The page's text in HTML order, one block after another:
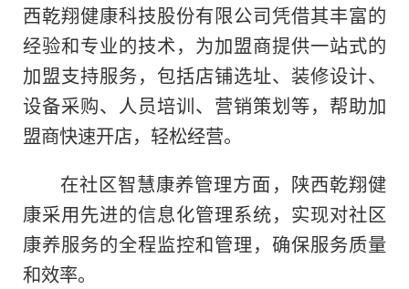
西乾翔健康科技股份有限公司凭借其丰富的
经验和专业的技术，为加盟商提供一站式的
加盟支持服务，包括店铺选址、装修设计、
设备采购、人员培训、营销策划等，帮助加
盟商快速开店，轻松经营。
在社区智慧康养管理方面，陕西乾翔健
康采用先进的信息化管理系统，实现对社区
康养服务的全程监控和管理，确保服务质量
和效率。